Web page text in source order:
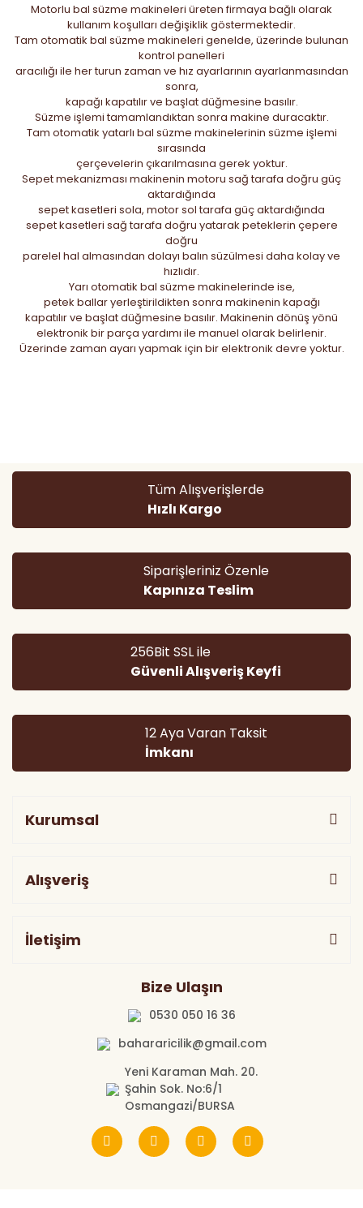
Motorlu bal süzme makineleri üreten firmaya bağlı olarak
kullanım koşulları değişiklik göstermektedir.
Tam otomatik bal süzme makineleri genelde, üzerinde bulunan
kontrol panelleri
aracılığı ile her turun zaman ve hız ayarlarının ayarlanmasından
sonra,
kapağı kapatılır ve başlat düğmesine basılır.
Süzme işlemi tamamlandıktan sonra makine duracaktır.
Tam otomatik yatarlı bal süzme makinelerinin süzme işlemi
sırasında
çerçevelerin çıkarılmasına gerek yoktur.
Sepet mekanizması makinenin motoru sağ tarafa doğru güç
aktardığında
sepet kasetleri sola, motor sol tarafa güç aktardığında
sepet kasetleri sağ tarafa doğru yatarak peteklerin çepere
doğru
parelel hal almasından dolayı balın süzülmesi daha kolay ve
hızlıdır.
Yarı otomatik bal süzme makinelerinde ise,
petek ballar yerleştirildikten sonra makinenin kapağı
kapatılır ve başlat düğmesine basılır. Makinenin dönüş yönü
elektronik bir parça yardımı ile manuel olarak belirlenir.
Üzerinde zaman ayarı yapmak için bir elektronik devre yoktur.
Ürün resmi kalitesiz, bozuk veya görüntülenemiyor.
Ürün açıklamasında eksik bilgiler bulunuyor.
Ürün bilgilerinde hatalar bulunuyor.
Bu ürüne benzer farklı alternatifler olmalı.
Gönder
Tüm Alışverişlerde
Hızlı Kargo
Siparişleriniz Özenle
Kapınıza Teslim
256Bit SSL ile
Güvenli Alışveriş Keyfi
12 Aya Varan Taksit
İmkanı
Kurumsal
Alışveriş
İletişim
Bize Ulaşın
0530 050 16 36
bahararicilik@gmail.com
Yeni Karaman Mah. 20.
Şahin Sok. No:6/1
Osmangazi/BURSA